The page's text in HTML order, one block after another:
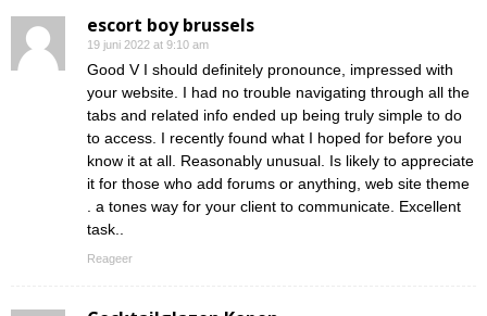
escort boy brussels
19 juni 2022 at 9:10 am
Good V I should definitely pronounce, impressed with
your website. I had no trouble navigating through all the
tabs and related info ended up being truly simple to do
to access. I recently found what I hoped for before you
know it at all. Reasonably unusual. Is likely to appreciate
it for those who add forums or anything, web site theme
. a tones way for your client to communicate. Excellent
task..
Reageer